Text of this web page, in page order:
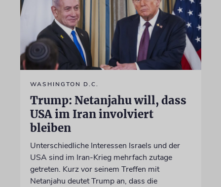
WASHINGTON D.C.
Trump: Netanjahu will, dass
USA im Iran involviert
bleiben
Unterschiedliche Interessen Israels und der
USA sind im Iran-Krieg mehrfach zutage
getreten. Kurz vor seinem Treffen mit
Netanjahu deutet Trump an, dass die